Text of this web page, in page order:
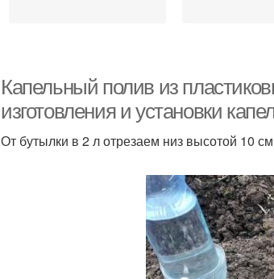
Капельный полив из
изготовления и установки
От бутылки в 2 л отрезаем низ высотой 10